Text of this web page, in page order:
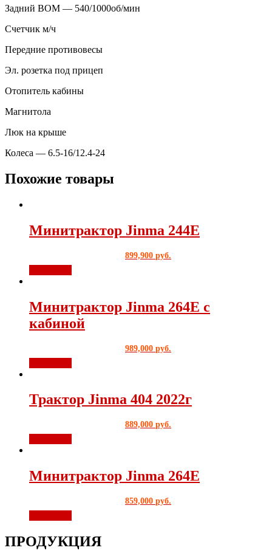
Задний ВОМ — 540/1000об/мин
Счетчик м/ч
Передние противовесы
Эл. розетка под прицеп
Отопитель кабины
Магнитола
Люк на крыше
Колеса — 6.5-16/12.4-24
Похожие товары
Минитрактор Jinma 244Е
899,900 руб.
Минитрактор Jinma 264E с
кабиной
989,000 руб.
Трактор Jinma 404 2022г
889,000 руб.
Минитрактор Jinma 264E
859,000 руб.
ПРОДУКЦИЯ